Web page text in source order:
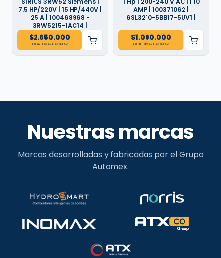
SIRIUS 3RW52 Siemens |
7.5 HP/220V | 15 HP/440V |
25 A | 100468968 -
3RW5215-1AC14 |
$2.650.000
IVA INCLUIDO
1 Hp | 200-240 V AC | | 10
AMP | 100371062 |
6SL3210-5BB17-5UV1 |
$1.090.000
IVA INCLUIDO
Nuestras marcas
Marcas desarrolladas y fabricadas por el Grupo
Automex.